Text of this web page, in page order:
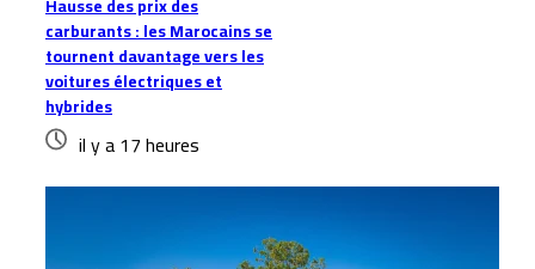
carburants : les Marocains se
tournent davantage vers les
voitures électriques et
hybrides
il y a 17 heures